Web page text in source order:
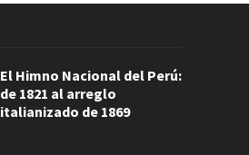
El Himno Nacional del Perú:
de 1821 al arreglo
italianizado de 1869